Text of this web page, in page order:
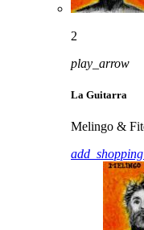
2
play_arrow
La Guitarra
Melingo &